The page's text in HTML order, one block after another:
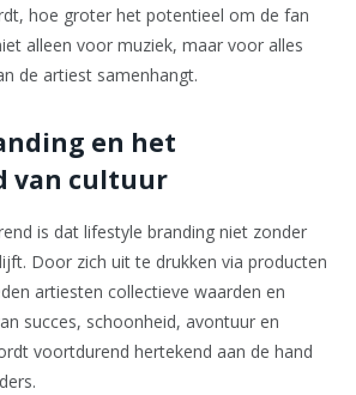
hoe groter het potentieel om de fan
alleen voor muziek, maar voor alles
de artiest samenhangt.
en het
van cultuur
is dat lifestyle branding niet zonder
Door zich uit te drukken via producten
artiesten collectieve waarden en
succes, schoonheid, avontuur en
voortdurend hertekend aan de hand